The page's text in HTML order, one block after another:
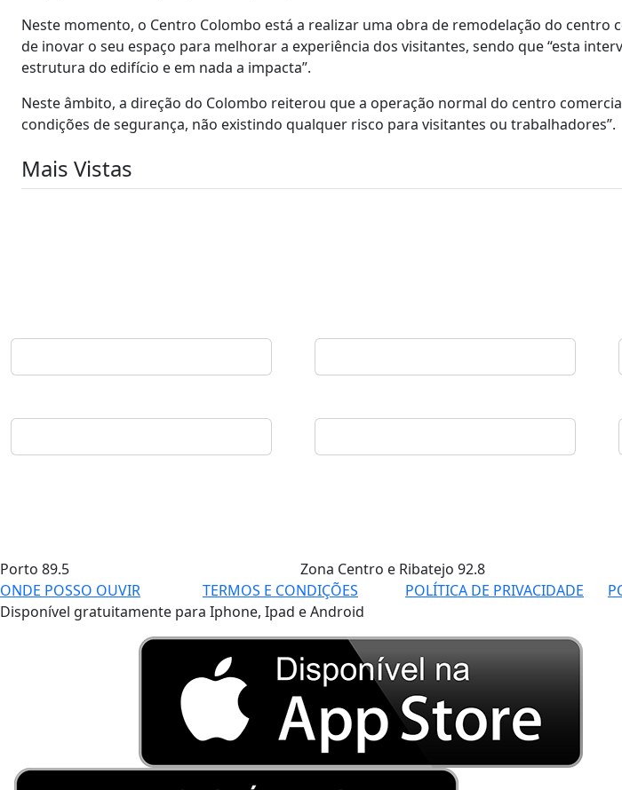
Neste momento, o Centro Colombo está a realizar uma obra de remodelação do centro
de inovar o seu espaço para melhorar a experiência dos visitantes, sendo que “esta
estrutura do edifício e em nada a impacta”.
Neste âmbito, a direção do Colombo reiterou que a operação normal do centro
condições de segurança, não existindo qualquer risco para visitantes ou trabalhadores”.
Mais Vistas
Porto 89.5 Zona Centro e Ribatejo 92.8
ONDE POSSO OUVIR
TERMOS E CONDIÇÕES POLÍTICA DE PRIVACIDADE
Disponível gratuitamente para Iphone, Ipad e Android